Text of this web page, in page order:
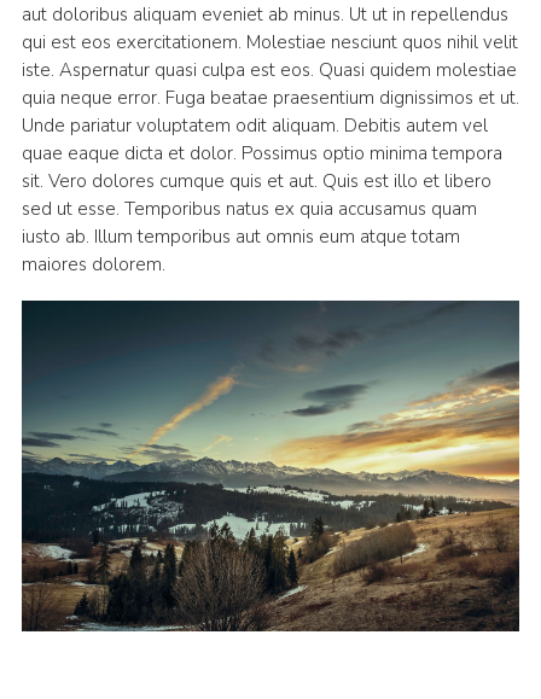
aut doloribus aliquam eveniet ab minus. Ut ut in repellendus
qui est eos exercitationem. Molestiae nesciunt quos nihil velit
iste. Aspernatur quasi culpa est eos. Quasi quidem molestiae
quia neque error. Fuga beatae praesentium dignissimos et ut.
Unde pariatur voluptatem odit aliquam. Debitis autem vel
quae eaque dicta et dolor. Possimus optio minima tempora
sit. Vero dolores cumque quis et aut. Quis est illo et libero
sed ut esse. Temporibus natus ex quia accusamus quam
iusto ab. Illum temporibus aut omnis eum atque totam
maiores dolorem.